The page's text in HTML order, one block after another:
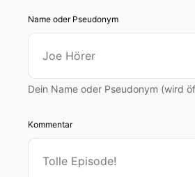
Name oder Pseudonym
Dein Name oder Pseudonym (wird
Kommentar